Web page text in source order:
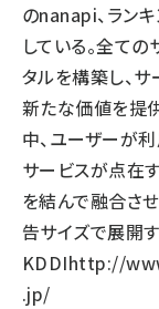
のnanapi、ラン
している。全て
タルを構築し、
新たな価値を提
中、ユーザーが
サービスが点在
を結んで融合さ
告サイズで展開す
KDDIhttp://
.jp/